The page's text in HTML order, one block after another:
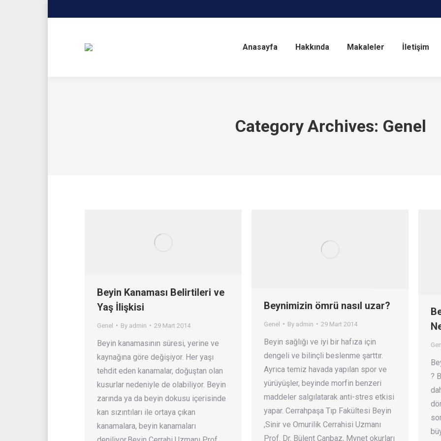
Anasayfa Hakkında Makaleler İletişim
Category Archives: Genel
Beyin Kanaması Belirtileri ve
Yaş İlişkisi
Genel By admin 29 Mart 2014
Beyin kanamasının süresi, yerine ve
kaynağına göre değişiyor. Her yaşı
tehdit eden kanamalar, doğuştan olan
kusurlar nedeniyle de olabiliyor. Beyin
zarında ya da beyin dokusu içerisinde
kan sızıntıları ile ortaya çıkan
kanamalara, beyin kanamaları
Beynimizin ömrü nasıl uzar?
Genel By admin 29 Mart 2014
Beyin sağlığı ve iyi bir hafıza için
dengeli ve bilinçli beslenme şarttır.
Ayrıca temiz havada yapılan spor ve
yürüyüşler, beyinde morfin benzeri
maddeler salgılatarak anti-stres etkisi
yapar. Cerrahpaşa Tıp Fakültesi Beyin
,Sinir ve Omurilik Cerrahisi Uzmanı
Prof. Dr. Bülent Canbaz, Mynet okurları
?